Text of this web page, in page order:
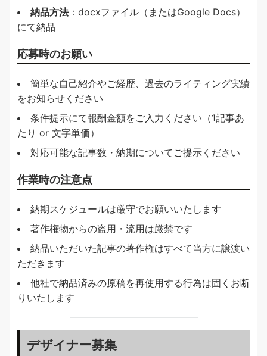
納品方法：docxファイル（またはGoogle Docs）
にて納品
応募時のお願い
簡単な自己紹介やご経歴、過去のライティング実績
をお知らせください
条件提示にて報酬金額をご入力ください（1記事あ
たり or 文字単価）
対応可能な記事数・納期についてご提示ください
作業時の注意点
納期スケジュールは厳守でお願いいたします
著作権物からの盗用・流用は厳禁です
納品いただいた記事の著作権はすべて当方に譲渡い
ただきます
他社で納品済みの原稿を再使用する行為は固くお断
りいたします
デザイナー募集